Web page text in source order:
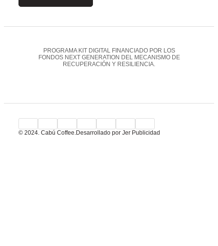
PROGRAMA KIT DIGITAL FINANCIADO POR LOS
FONDOS NEXT GENERATION DEL MECANISMO DE
RECUPERACIÓN Y RESILIENCIA.
© 2024. Cabú Coffee.Desarrollado por Jer Publicidad